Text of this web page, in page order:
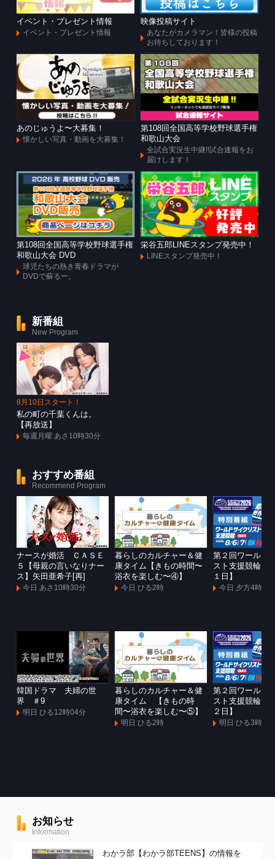
イベント・プレゼント情報
イベント・プレゼント情報
映像投稿サイト
あなたがカメラマン！皆様の投稿
お待ちしております！
あのじゅうよ〜大募集！
懐かしい写真・動画を大募集！
第108回全国高等学校野球選手権
和歌山大会
全試合実況生中継!!試合速報をお
届けします！
第108回全国高等学校野球選手権
和歌山大会 DVD
球児たちの熱き青春ドラマが
DVDで蘇るー。
栄谷五郎LINEスタンプ発売中！
LINEスタンプ発売中！
新番組
New Program
8月10日スタート！
私の町の千葉くんは。
【再放送】
毎週月曜 あさ10時30分
おすすめ番組
Recommend Program
ナースが婚活 ＣＡＳＥ
５【母親の言いなりナー
ス】矢田亜希子[再]
今日 あさ10時30分
暮らしのカルチャー＆健
康タイム【きもの時間〜
浴衣を楽しむ〜④】
今日 ひる2時
第２回ワールド
スト支援競輪
１日】
今日 夕方4時
韓国ドラマ 夫婦の世
界 ＃9
明日 ひる12時04分
暮らしのカルチャー＆健
康タイム 【きもの時
間〜浴衣を楽しむ〜⑤】
明日 ひる2時
第２回ワールド
スト支援競輪
２日】
明日 ひる3時
お知らせ
Information
わかラ部【わかラ部TEENS】の情報を